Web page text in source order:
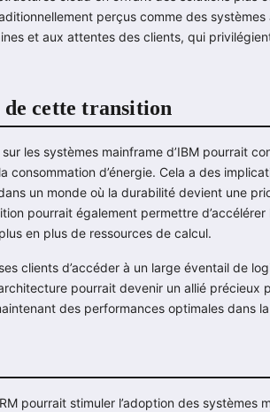
perçus comme des
et aux attentes des clients, qui
de cette transition
les systèmes mainframe d’IBM pourrait
consommation d’énergie. Cela a des
un monde où la durabilité devient une
pourrait également permettre
en plus de ressources de calcul.
clients d’accéder à un large éventail de
pourrait devenir un allié précieux
des performances optimales dans
pourrait stimuler l’adoption des systèmes